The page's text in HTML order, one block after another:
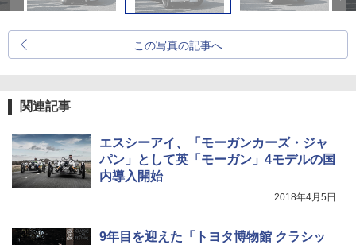
この写真の記事へ
関連記事
エスシーアイ、「モーガンカーズ・ジャ
パン」として英「モーガン」4モデルの国
内導入開始
2018年4月5日
9年目を迎えた「トヨタ博物館 クラシッ